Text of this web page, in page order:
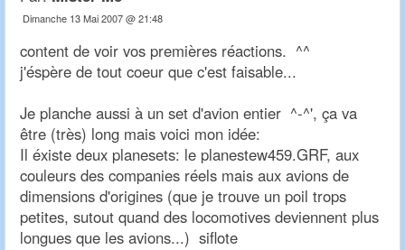
Dimanche 13 Mai 2007 @ 21:48
content de voir vos premières réactions. ^^
j'éspère de tout coeur que c'est faisable...
Je planche aussi à un set d'avion entier ^-^', ça va
être (très) long mais voici mon idée:
Il éxiste deux planesets: le planestew459.GRF, aux
couleurs des companies réels mais aux avions de
dimensions d'origines (que je trouve un poil trops
petites, sutout quand des locomotives deviennent plus
longues que les avions...) siflote